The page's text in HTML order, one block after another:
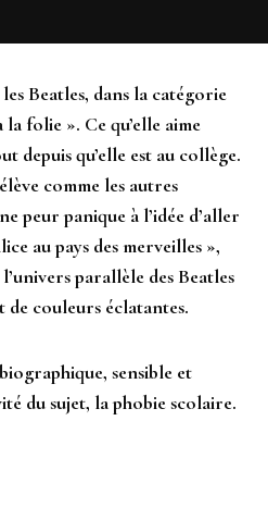
Beatles, dans la catégorie
folie ». Ce qu’elle aime
depuis qu’elle est au collège.
comme les autres
peur panique à l’idée d’aller
au pays des merveilles »,
parallèle des Beatles
couleurs éclatantes.
sensible et
du sujet, la phobie scolaire.